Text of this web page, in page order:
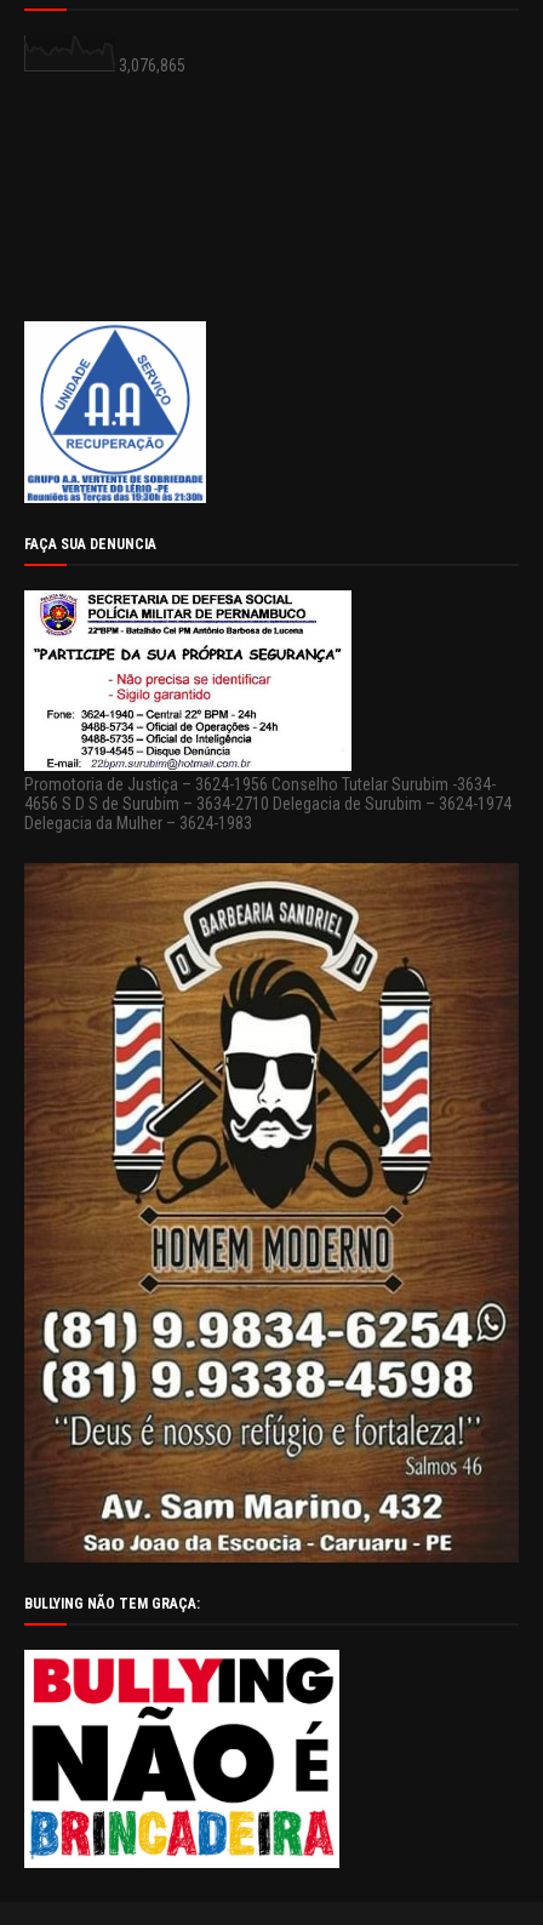
3,076,865
FAÇA SUA DENUNCIA
Promotoria de Justiça – 3624-1956 Conselho Tutelar Surubim -3634-
4656 S D S de Surubim – 3634-2710 Delegacia de Surubim – 3624-1974
Delegacia da Mulher – 3624-1983
BULLYING NÃO TEM GRAÇA: